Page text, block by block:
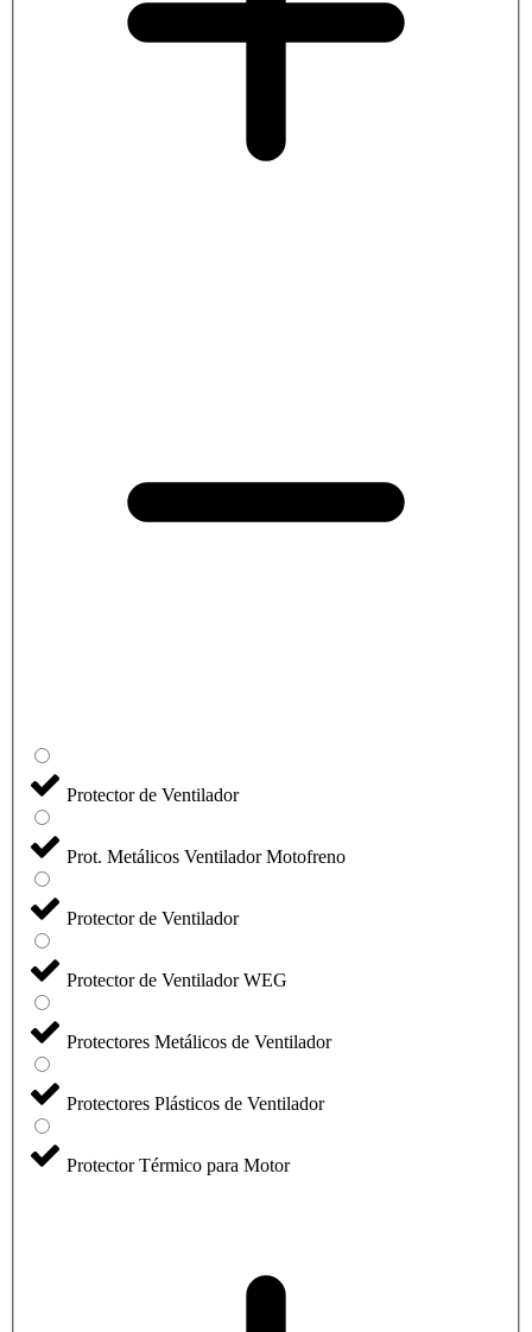
Protector de Ventilador
Prot. Metálicos Ventilador Motofreno
Protector de Ventilador
Protector de Ventilador WEG
Protectores Metálicos de Ventilador
Protectores Plásticos de Ventilador
Protector Térmico para Motor